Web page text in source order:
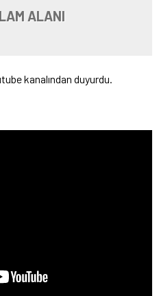
ALANI
kanalından duyurdu.